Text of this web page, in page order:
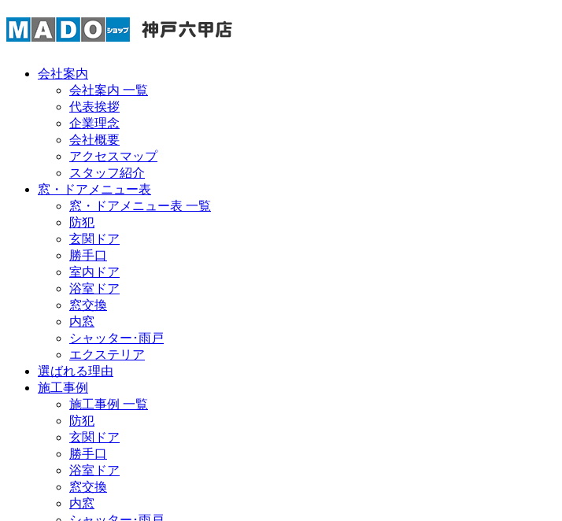
会社案内
会社案内 一覧
代表挨拶
企業理念
会社概要
アクセスマップ
スタッフ紹介
窓・ドアメニュー表
窓・ドアメニュー表 一覧
防犯
玄関ドア
勝手口
室内ドア
浴室ドア
窓交換
内窓
シャッター･雨戸
エクステリア
選ばれる理由
施工事例
施工事例 一覧
防犯
玄関ドア
勝手口
浴室ドア
窓交換
内窓